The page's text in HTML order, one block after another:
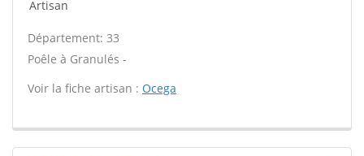
Artisan
Département: 33
Poêle à Granulés -
Voir la fiche artisan : Ocega